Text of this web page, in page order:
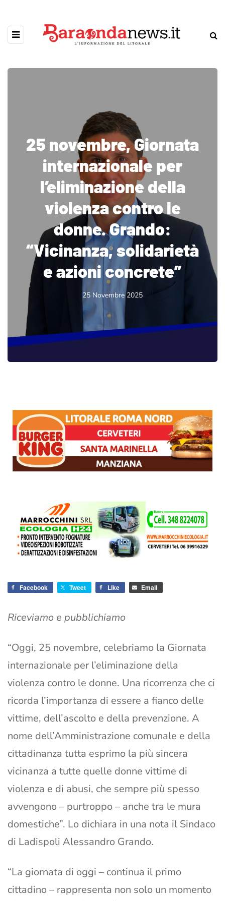
25 novembre, Giornata
internazionale per
l’eliminazione della
violenza contro le
donne. Grando:
“Vicinanza, solidarietà
e azioni concrete”
25 Novembre 2025
Facebook Tweet Like Email
Riceviamo e pubblichiamo
“Oggi, 25 novembre, celebriamo la Giornata
internazionale per l’eliminazione della
violenza contro le donne. Una ricorrenza che ci
ricorda l’importanza di essere a fianco delle
vittime, dell’ascolto e della prevenzione. A
nome dell’Amministrazione comunale e della
cittadinanza tutta esprimo la più sincera
vicinanza a tutte quelle donne vittime di
violenza e di abusi, che sempre più spesso
avvengono – purtroppo – anche tra le mura
domestiche”. Lo dichiara in una nota il Sindaco
di Ladispoli Alessandro Grando.
“La giornata di oggi – continua il primo
cittadino – rappresenta non solo un momento